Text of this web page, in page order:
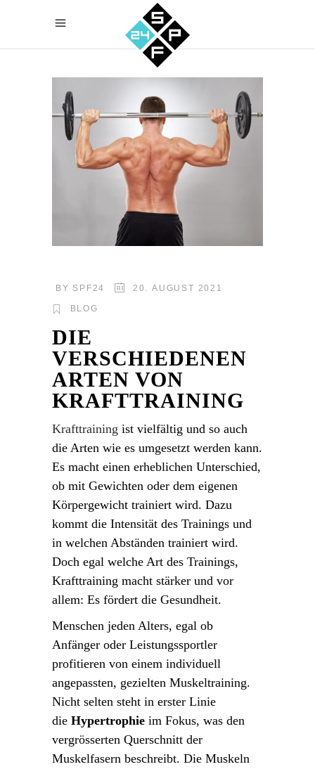
BY SPF24 20. AUGUST 2021
BLOG
DIE
VERSCHIEDENEN
ARTEN VON
KRAFTTRAINING
Krafttraining ist vielfältig und so auch
die Arten wie es umgesetzt werden kann.
Es macht einen erheblichen Unterschied,
ob mit Gewichten oder dem eigenen
Körpergewicht trainiert wird. Dazu
kommt die Intensität des Trainings und
in welchen Abständen trainiert wird.
Doch egal welche Art des Trainings,
Krafttraining macht stärker und vor
allem: Es fördert die Gesundheit.
Menschen jeden Alters, egal ob
Anfänger oder Leistungssportler
profitieren von einem individuell
angepassten, gezielten Muskeltraining.
Nicht selten steht in erster Linie
die Hypertrophie im Fokus, was den
vergrösserten Querschnitt der
Muskelfasern beschreibt. Die Muskeln